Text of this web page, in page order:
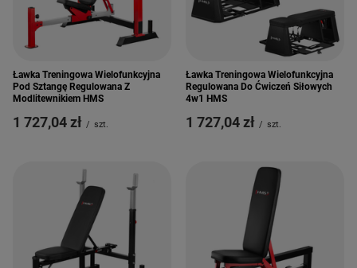
Ławka Treningowa Wielofunkcyjna
Pod Sztangę Regulowana Z
Modlitewnikiem HMS
1 727,04 zł / szt.
Ławka Treningowa Wielofunkcyjna
Regulowana Do Ćwiczeń Siłowych
4w1 HMS
1 727,04 zł / szt.